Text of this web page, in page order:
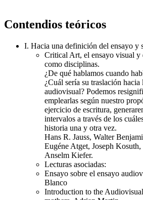
Contendios teóricos
I. Hacia una definición del ensayo y
Critical Art, el ensayo visual y
como disciplinas.
¿De qué hablamos cuando
¿Cuál sería su traslación
audiovisual? Podemos
emplearlas según nuestro
ejercicio de escritura,
intervalos a través de los
historia una y otra vez.
Hans R. Jauss, Walter
Eugéne Atget, Joseph
Anselm Kiefer.
Lecturas asociadas:
Ensayo sobre el ensayo
Blanco
Introduction to the